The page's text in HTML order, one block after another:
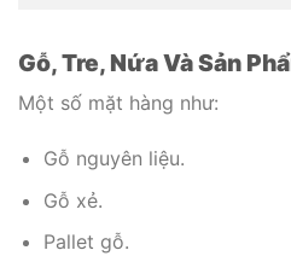
Gỗ, Tre, Nứa Và Sản
Một số mặt hàng như:
Gỗ nguyên liệu.
Gỗ xẻ.
Pallet gỗ.